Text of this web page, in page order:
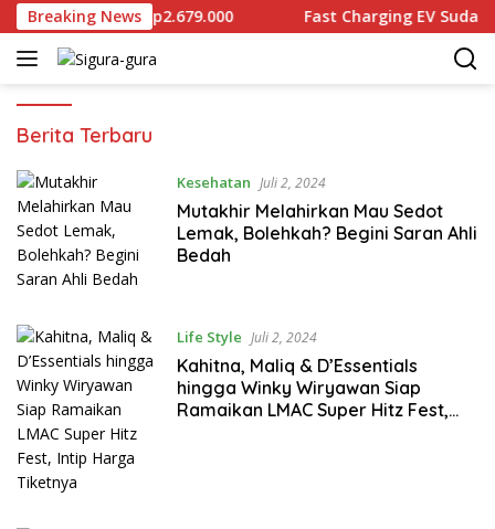
Langsung
ke
konten
Breaking News
Gram Dijual Rp2.679.000 Fast Charging EV Sudah
Sigura-
Berita Terbaru
Kesehatan Juli 2, 2024
Mutakhir Melahirkan Mau Sedot
Lemak, Bolehkah? Begini Saran Ahli
Bedah
Life Style Juli 2, 2024
Kahitna, Maliq & D’Essentials
hingga Winky Wiryawan Siap
Ramaikan LMAC Super Hitz Fest,